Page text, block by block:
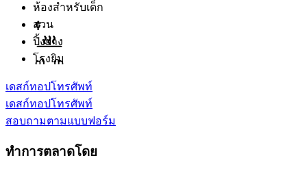
ห้องสำหรับเด็ก
สวน
ปิ้งย่าง
โรงยิม
เดสก์ทอปโทรศัพท์
เดสก์ทอปโทรศัพท์
สอบถามตามแบบฟอร์ม
ทำการตลาดโดย